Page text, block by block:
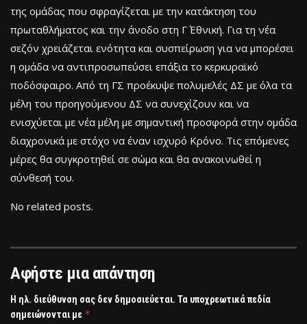
της ομάδας που σφραγίζεται με την κατάκτηση του
πρωταθλήματος και την άνοδο στη Γ΄ Εθνική. Για τη νέα
σεζόν χρειάζεται ενότητα και συσπείρωση για να μπορέσει
η ομάδα να αντιπροσωπεύσει επάξια το κερκυραϊκό
ποδόσφαιρο. Από τη ΓΣ προέκυψε πολυμελές ΔΣ με όλα τα
μέλη του προηγούμενου ΔΣ να συνεχίζουν και να
ενισχύεται με νέα μέλη με σημαντική προσφορά στην ομάδα
διαχρονικά με στόχο να έναν ισχυρό Κρόνο. Τις επόμενες
μέρες θα συγκροτηθεί σε σώμα και θα ανακοινωθεί η
σύνθεσή του.
No related posts.
Αφήστε μια απάντηση
Η ηλ. διεύθυνση σας δεν δημοσιεύεται. Τα υποχρεωτικά πεδία
σημειώνονται με *